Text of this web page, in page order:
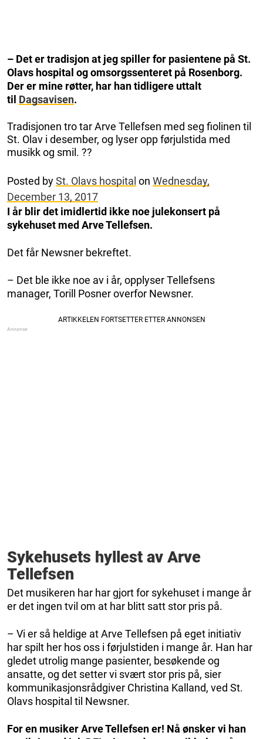
– Det er tradisjon at jeg spiller for pasientene på St.
Olavs hospital og omsorgssenteret på Rosenborg.
Der er mine røtter, har han tidligere uttalt
til Dagsavisen.
Tradisjonen tro tar Arve Tellefsen med seg fiolinen til
St. Olav i desember, og lyser opp førjulstida med
musikk og smil. ??
Posted bySt. Olavs hospital on Wednesday,
December 13, 2017
I år blir det imidlertid ikke noe julekonsert på
sykehuset med Arve Tellefsen.
Det får Newsner bekreftet.
– Det ble ikke noe av i år, opplyser Tellefsens
manager, Torill Posner overfor Newsner.
Sykehusets hyllest av Arve
Tellefsen
Det musikeren har har gjort for sykehuset i mange år
er det ingen tvil om at har blitt satt stor pris på.
– Vi er så heldige at Arve Tellefsen på eget initiativ
har spilt her hos oss i førjulstiden i mange år. Han har
gledet utrolig mange pasienter, besøkende og
ansatte, og det setter vi svært stor pris på, sier
kommunikasjonsrådgiver Christina Kalland, ved St.
Olavs hospital til Newsner.
For en musiker Arve Tellefsen er! Nå ønsker vi han